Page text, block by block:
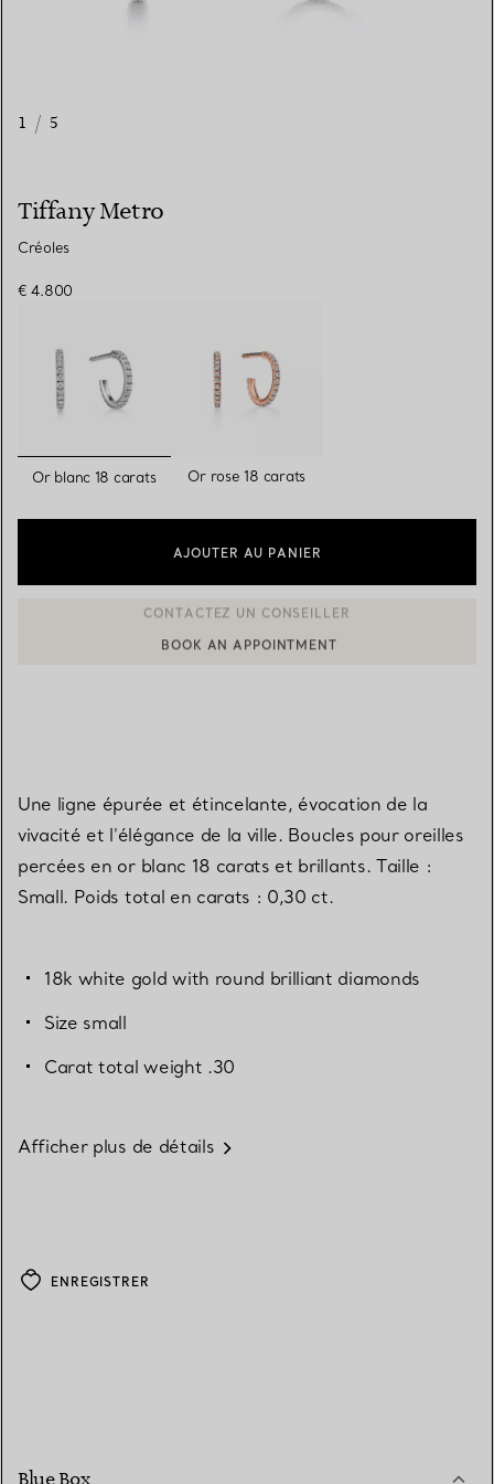
1 / 5
Tiffany Metro
Créoles
€ 4.800
sélectionnés
Or blanc 18 carats Or rose 18 carats
AJOUTER AU PANIER
CONTACTER UN CONSEILLER CLIENT OU PRENDRE RENDEZ-
Une ligne épurée et étincelante, évocation de la
vivacité et l'élégance de la ville. Boucles pour oreilles
percées en or blanc 18 carats et brillants. Taille :
Small. Poids total en carats : 0,30 ct.
18k white gold with round brilliant diamonds
Size small
Carat total weight .30
Afficher plus de détails
ENREGISTRER